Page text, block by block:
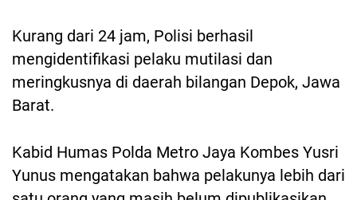
Kurang dari 24 jam, Polisi berhasil
mengidentifikasi pelaku mutilasi dan
meringkusnya di daerah bilangan Depok, Jawa
Barat.
Kabid Humas Polda Metro Jaya Kombes Yusri
Yunus mengatakan bahwa pelakunya lebih dari